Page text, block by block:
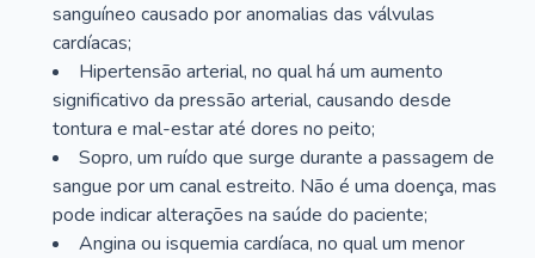
sanguíneo causado por anomalias das válvulas
cardíacas;
Hipertensão arterial, no qual há um aumento
significativo da pressão arterial, causando desde
tontura e mal-estar até dores no peito;
Sopro, um ruído que surge durante a passagem de
sangue por um canal estreito. Não é uma doença, mas
pode indicar alterações na saúde do paciente;
Angina ou isquemia cardíaca, no qual um menor